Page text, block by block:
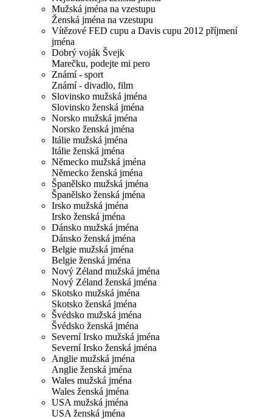
Mužská jména na vzestupu
Ženská jména na vzestupu
Vítězové FED cupu a Davis cupu 2012 příjmení
jména
Dobrý voják Švejk
Marečku, podejte mi pero
Známí - sport
Známí - divadlo, film
Slovinsko mužská jména
Slovinsko ženská jména
Norsko mužská jména
Norsko ženská jména
Itálie mužská jména
Itálie ženská jména
Německo mužská jména
Německo ženská jména
Španělsko mužská jména
Španělsko ženská jména
Irsko mužská jména
Irsko ženská jména
Dánsko mužská jména
Dánsko ženská jména
Belgie mužská jména
Belgie ženská jména
Nový Zéland mužská jména
Nový Zéland ženská jména
Skotsko mužská jména
Skotsko ženská jména
Švédsko mužská jména
Švédsko ženská jména
Severní Irsko mužská jména
Severní Irsko ženská jména
Anglie mužská jména
Anglie ženská jména
Wales mužská jména
Wales ženská jména
USA mužská jména
USA ženská jména